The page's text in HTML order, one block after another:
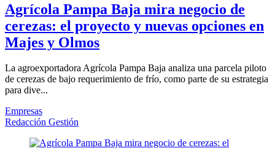
Agrícola Pampa Baja mira negocio de
cerezas: el proyecto y nuevas opciones en
Majes y Olmos
La agroexportadora Agrícola Pampa Baja analiza una parcela piloto
de cerezas de bajo requerimiento de frío, como parte de su estrategia
para dive...
Empresas
Redacción Gestión